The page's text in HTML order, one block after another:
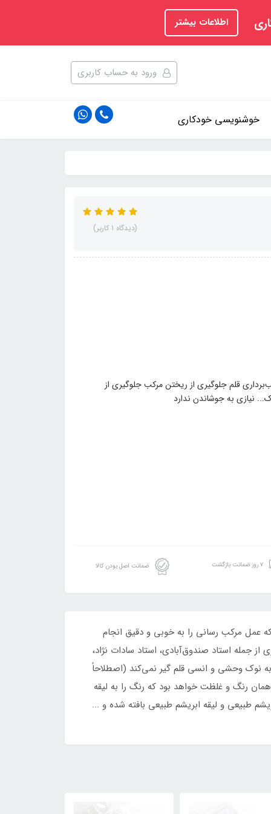
اطلاعات بیشتر
ورود به حساب کاربری
خوشنویسی خودکاری
(دیدگاه 1 کاربر)
قلم جلوگیری از ریختن مرکب جلوگیری از
نیازی به جوشاندن ندارد
۷ روز ضمانت بازگشت ضمانت اصل بودن کالا
عمل مرکب رسانی را به خوبی و دقیق انجام
جمله استاد صندوق‌آبادی، استاد سادات نژاد،
به نوک وحشی و انسی قلم گیر نمی‌کند (اصطلاحاً
رنگ و غلظت خواهد بود که رنگ را به لیقه
طبیعی و لیقه ابریشم طبیعی بافته شده و ...